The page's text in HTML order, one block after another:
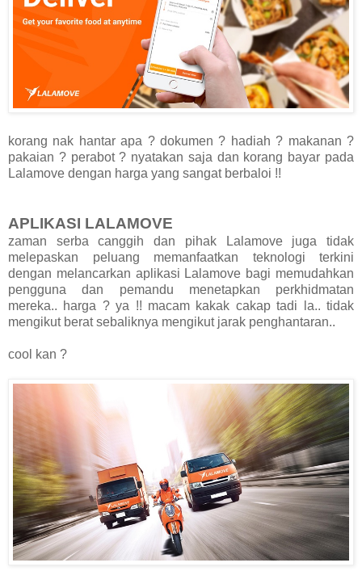
korang nak hantar apa ? dokumen ? hadiah ? makanan ?
pakaian ? perabot ? nyatakan saja dan korang bayar pada
Lalamove dengan harga yang sangat berbaloi !!
APLIKASI LALAMOVE
zaman serba canggih dan pihak Lalamove juga tidak
melepaskan peluang memanfaatkan teknologi terkini
dengan melancarkan aplikasi Lalamove bagi memudahkan
pengguna dan pemandu menetapkan perkhidmatan
mereka.. harga ? ya !! macam kakak cakap tadi la.. tidak
mengikut berat sebaliknya mengikut jarak penghantaran..
cool kan ?